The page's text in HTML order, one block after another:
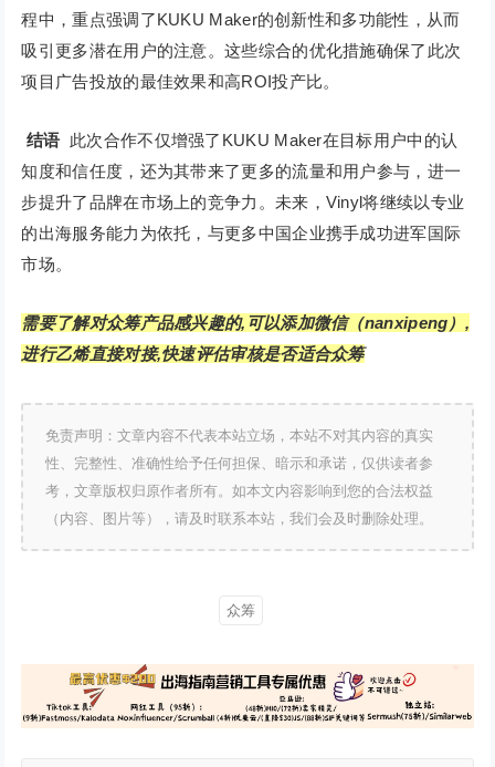
程中，重点强调了KUKU Maker的创新性和多功能性，从而
吸引更多潜在用户的注意。这些综合的优化措施确保了此次
项目广告投放的最佳效果和高ROI投产比。
结语 此次合作不仅增强了KUKU Maker在目标用户中的认
知度和信任度，还为其带来了更多的流量和用户参与，进一
步提升了品牌在市场上的竞争力。未来，Vinyl将继续以专业
的出海服务能力为依托，与更多中国企业携手成功进军国际
市场。
需要了解对众筹产品感兴趣的,可以添加微信（nanxipeng）,
进行乙烯直接对接,快速评估审核是否适合众筹
免责声明：文章内容不代表本站立场，本站不对其内容的真实
性、完整性、准确性给予任何担保、暗示和承诺，仅供读者参
考，文章版权归原作者所有。如本文内容影响到您的合法权益
（内容、图片等），请及时联系本站，我们会及时删除处理。
众筹